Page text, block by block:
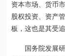
资本市场、货币
股权投资、资产
板，这也是其受
国务院发展研